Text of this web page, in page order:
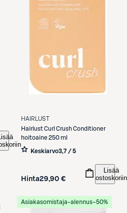
HAIRLUST
HairlustCurl Crush Conditioner
hoitoaine 250 ml
Keskiarvo3,7 / 5
Hinta29,90 €
Lisää
ostoskoriin
Asiakasomistaja-alennus−50%